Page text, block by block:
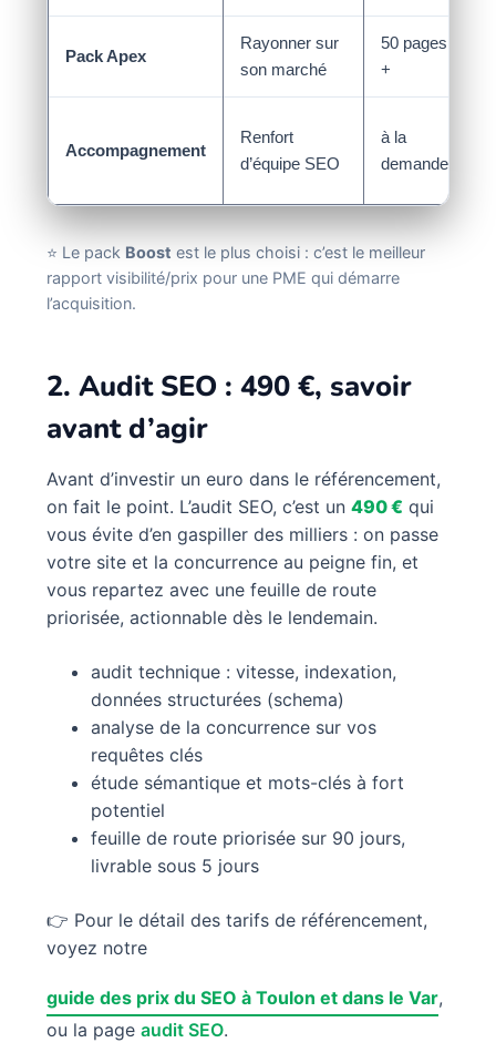
Pack Apex
Rayonner sur
son marché
50 pages et
+
Accompagnement
Renfort
d’équipe SEO
à la
demande
⭐ Le pack Boost est le plus choisi : c’est le meilleur
rapport visibilité/prix pour une PME qui démarre
l’acquisition.
2. Audit SEO : 490 €, savoir
avant d’agir
Avant d’investir un euro dans le référencement,
on fait le point. L’audit SEO, c’est un 490 € qui
vous évite d’en gaspiller des milliers : on passe
votre site et la concurrence au peigne fin, et
vous repartez avec une feuille de route
priorisée, actionnable dès le lendemain.
audit technique : vitesse, indexation,
données structurées (schema)
analyse de la concurrence sur vos
requêtes clés
étude sémantique et mots-clés à fort
potentiel
feuille de route priorisée sur 90 jours,
livrable sous 5 jours
👉 Pour le détail des tarifs de référencement,
voyez notre
guide des prix du SEO à Toulon et dans le Var,
ou la page audit SEO.